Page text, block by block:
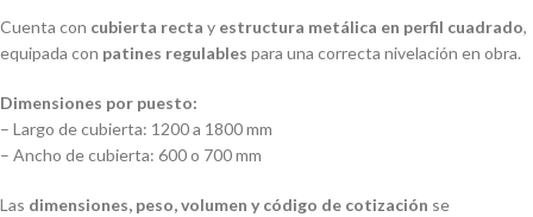
Cuenta con cubierta recta y estructura metálica en perfil cuadrado,
equipada con patines regulables para una correcta nivelación en obra.
Dimensiones por puesto:
– Largo de cubierta: 1200 a 1800 mm
– Ancho de cubierta: 600 o 700 mm
Las dimensiones, peso, volumen y código de cotización se